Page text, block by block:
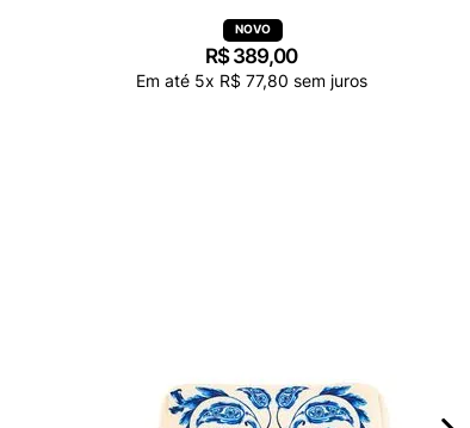
R$389,00
Em até 5x R$ 77,80 sem juros